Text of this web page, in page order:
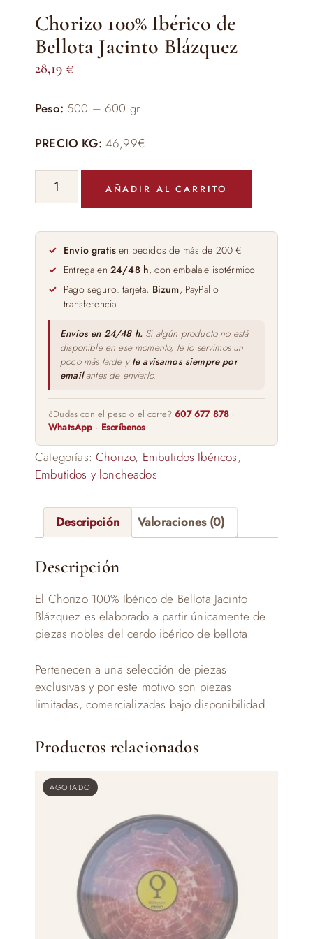
Chorizo 100% Ibérico de
Bellota Jacinto Blázquez
28,19 €
Peso: 500 – 600 gr
PRECIO KG: 46,99€
Chorizo
100%
de
Bellota
Jacinto
Blázquez
cantidad
AÑADIR AL CARRITO
Envío gratis en pedidos de más de 200 €
Entrega en 24/48 h, con embalaje isotérmico
Pago seguro: tarjeta, Bizum, PayPal o
transferencia
Envíos en 24/48 h. Si algún producto no está
disponible en ese momento, te lo servimos un
poco más tarde y te avisamos siempre por
emailantes de enviarlo.
¿Dudas con el peso o el corte?607 677 878 ·
WhatsApp · Escríbenos
Categorías:Chorizo, Embutidos Ibéricos,
Embutidos y loncheados
Descripción Valoraciones (0)
Descripción
El Chorizo 100% Ibérico de Bellota Jacinto
Blázquez es elaborado a partir únicamente de
piezas nobles del cerdo ibérico de bellota.
Pertenecen a una selección de piezas
exclusivas y por este motivo son piezas
limitadas, comercializadas bajo disponibilidad.
Productos relacionados
AGOTADO